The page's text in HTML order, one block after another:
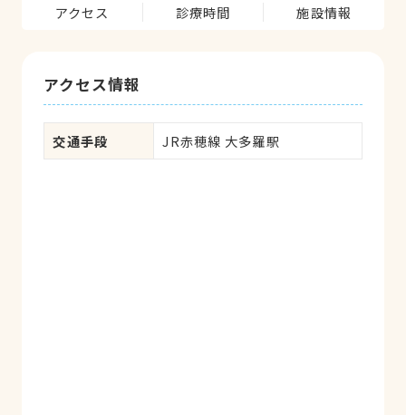
アクセス 診療時間 施設情報
アクセス情報
交通手段 JR赤穂線 大多羅駅